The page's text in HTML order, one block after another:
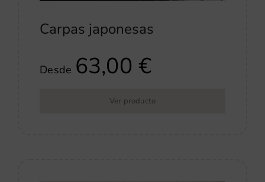
Carpas japonesas
Desde 63,00€
Ver producto